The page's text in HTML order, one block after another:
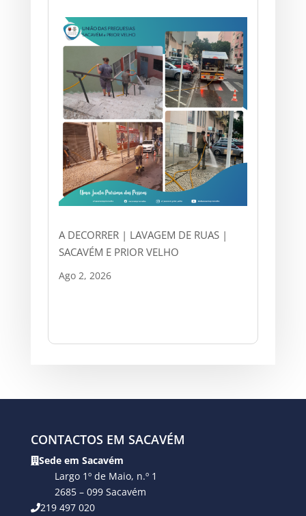
A DECORRER | LAVAGEM DE RUAS |
SACAVÉM E PRIOR VELHO
Ago 2, 2026
CONTACTOS EM SACAVÉM
Sede em Sacavém
Largo 1º de Maio, n.º 1
2685 – 099 Sacavém
219 497 020